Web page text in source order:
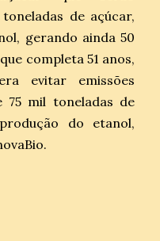
de açúcar,
gerando ainda 50
completa 51 anos,
evitar emissões
75 mil toneladas de
do etanol,